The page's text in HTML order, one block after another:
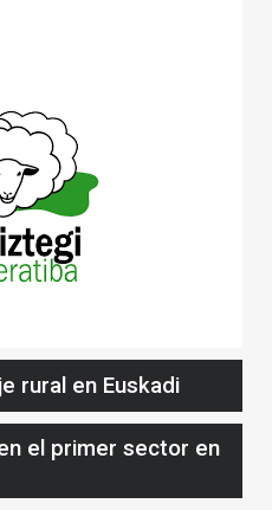
rural en Euskadi
el primer sector en